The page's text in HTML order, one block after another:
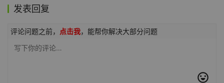
发表回复
评论问题之前， 点击我，能帮你解决大部分问题